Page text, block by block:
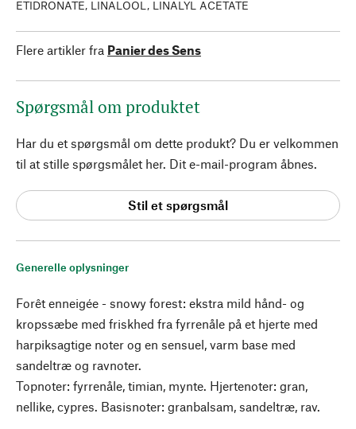
Generelle oplysninger
Forêt enneigée - snowy forest: ekstra mild hånd- og
kropssæbe med friskhed fra fyrrenåle på et hjerte med
harpiksagtige noter og en sensuel, varm base med
sandeltræ og ravnoter.
Topnoter: fyrrenåle, timian, mynte. Hjertenoter: gran,
nellike, cypres. Basisnoter: granbalsam, sandeltræ, rav.
ETIDRONATE, LINALOOL, LINALYL ACETATE
Flere artikler fra Panier des Sens
Spørgsmål om produktet
Har du et spørgsmål om dette produkt? Du er velkommen
til at stille spørgsmålet her. Dit e-mail-program åbnes.
Stil et spørgsmål